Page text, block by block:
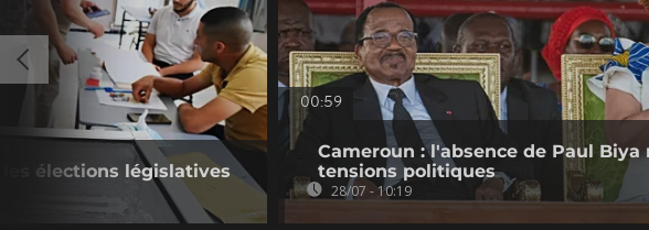
élections législatives
00:59
Cameroun : l'absence de Paul Biya
tensions politiques
28/07 - 10:19